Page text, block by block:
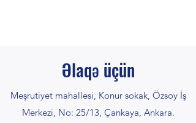
Əlaqə üçün
Meşrutiyet mahallesi, Konur sokak, Özsoy İş
Merkezi, No: 25/13, Çankaya, Ankara.